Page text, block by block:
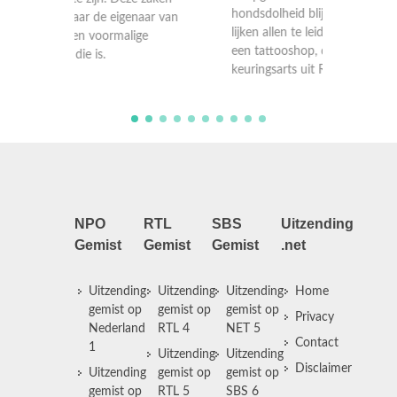
hondsdolheid blijken te zijn. Deze zaken
lijken allen te leiden naar de eigenaar van
een tattooshop, die een voormalige
NPO
Gemist
Uitzending
gemist op
Nederland
1
Uitzending
gemist op
RTL
Gemist
Uitzending
gemist op
RTL 4
Uitzending
gemist op
RTL 5
SBS
Gemist
Uitzending
gemist op
NET 5
Uitzending
gemist op
SBS 6
Uitzending
.net
Home
Privacy
Contact
Disclaimer